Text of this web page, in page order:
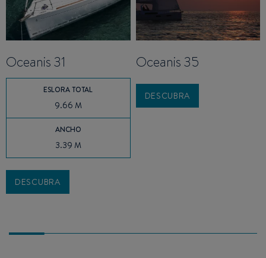
Oceanis 31
ESLORA TOTAL
9.66 M
ANCHO
3.39 M
DESCUBRA
Oceanis 35
DESCUBRA